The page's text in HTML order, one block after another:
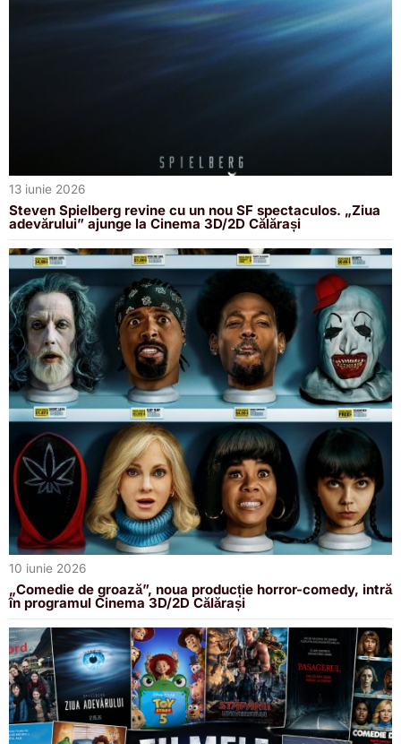
13 iunie 2026
Steven Spielberg revine cu un nou SF spectaculos. „Ziua
adevărului” ajunge la Cinema 3D/2D Călărași
10 iunie 2026
„Comedie de groază”, noua producție horror-comedy, intră
în programul Cinema 3D/2D Călărași